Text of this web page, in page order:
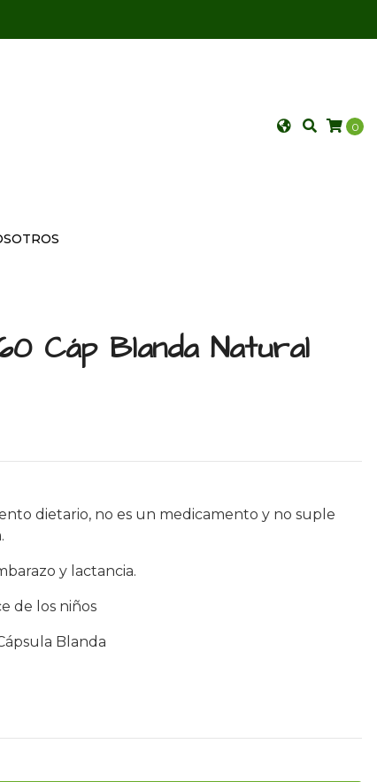
0
Cáp Blanda Natural
dietario, no es un medicamento y no suple
y lactancia.
de los niños
Blanda